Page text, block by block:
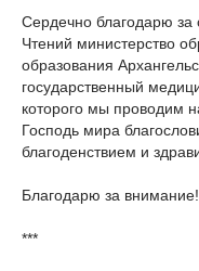
Сердечно благодарю за
Чтений министерство
образования
государственный
которого мы проводим
Господь мира
благоденствием и
Благодарю за внимание!
***